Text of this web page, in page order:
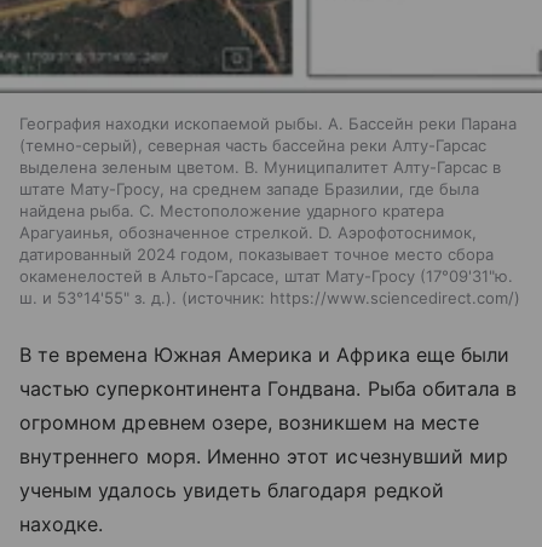
География находки ископаемой рыбы. A. Бассейн реки Парана
(темно-серый), северная часть бассейна реки Алту-Гарсас
выделена зеленым цветом. B. Муниципалитет Алту-Гарсас в
штате Мату-Гросу, на среднем западе Бразилии, где была
найдена рыба. C. Местоположение ударного кратера
Арагуаинья, обозначенное стрелкой. D. Аэрофотоснимок,
датированный 2024 годом, показывает точное место сбора
окаменелостей в Альто-Гарсасе, штат Мату-Гросу (17°09'31"ю.
ш. и 53°14'55" з. д.).
источник: https://www.sciencedirect.com/
В те времена Южная Америка и Африка еще были
частью суперконтинента Гондвана. Рыба обитала в
огромном древнем озере, возникшем на месте
внутреннего моря. Именно этот исчезнувший мир
ученым удалось увидеть благодаря редкой
находке.